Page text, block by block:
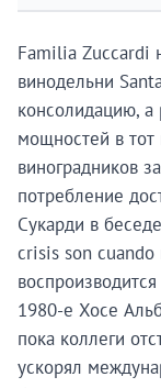
Familia Zuccardi
винодельни
консолидацию,
мощностей в тот
виноградников
потребление
Сукарди в
crisis son cuando
1980-е Хосе
пока коллеги
ускорял